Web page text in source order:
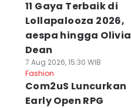
11 Gaya Terbaik di
Lollapalooza 2026,
aespa hingga Olivia
Dean
7 Aug 2026, 15:30 WIB
Fashion
Com2uS Luncurkan
Early Open RPG